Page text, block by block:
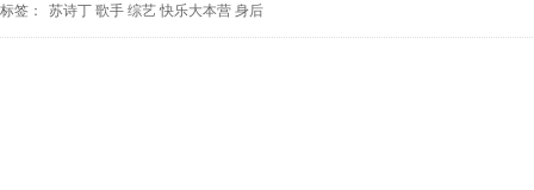
标签： 苏诗丁 歌手 综艺 快乐大本营 身后